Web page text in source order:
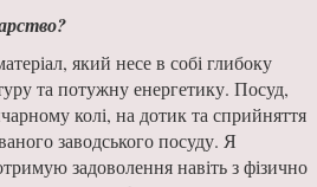
який несе в собі глибоку
та потужну енергетику. Посуд,
колі, на дотик та сприйняття
заводського посуду. Я
за­доволення навіть з фі­зично